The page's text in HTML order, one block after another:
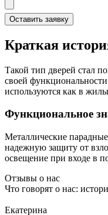
Оставить заявку
Краткая
Такой тип дверей стал
своей
используются как в
Функциональное
Металлические
надежную защиту от
освещение при входе в
Отзывы о нас
Что говорят о нас:
Екатерина